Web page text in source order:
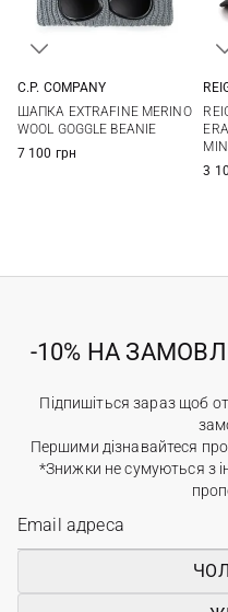
C.P. COMPANY
ШАПКА EXTRAFINE MERINO
WOOL GOGGLE BEANIE
7 100 грн
3
-10% НА
Підпишіться зараз щоб
Першими дізнавайтеся
*Знижки не сумуються з